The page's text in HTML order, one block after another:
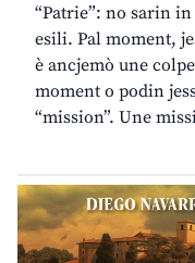
“Patrie”: no sarin
esili. Pal moment,
è ancjemò une
moment o podin
“mission”. Une